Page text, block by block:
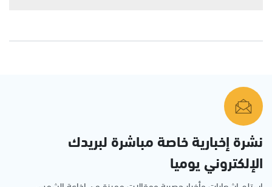
نشرة إخبارية خاصة مباشرة لبريدك
الإلكتروني يوميا